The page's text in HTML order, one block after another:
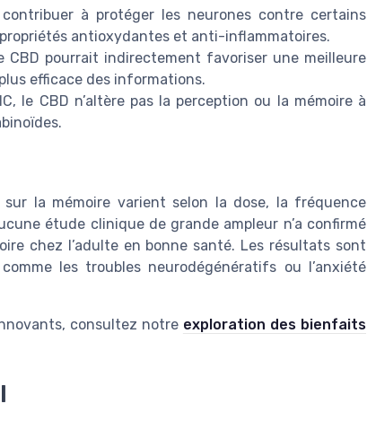
à protéger les neurones contre certains
antioxydantes et anti-inflammatoires.
CBD pourrait indirectement favoriser une meilleure
efficace des informations.
le CBD n’altère pas la perception ou la mémoire à
la mémoire varient selon la dose, la fréquence
étude clinique de grande ampleur n’a confirmé
chez l’adulte en bonne santé. Les résultats sont
les troubles neurodégénératifs ou l’anxiété
consultez notre exploration des bienfaits